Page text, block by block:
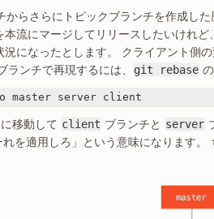
からさらにトピックブランチを作成した
本流にマージしてリリースしたいけれ
況になったとします。 クライアント側
ランチで再現するには、 git rebase の
master server client
移動して client ブランチと server
れを適用しろ」という意味になります。